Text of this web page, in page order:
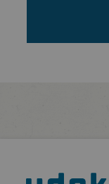
Fußleisten-